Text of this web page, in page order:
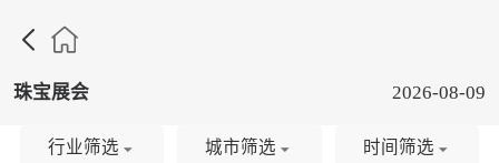

珠宝展会 2026-08-09
行业筛选 城市筛选 时间筛选